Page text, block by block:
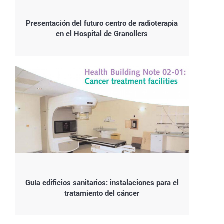
Presentación del futuro centro de radioterapia
en el Hospital de Granollers
Guía edificios sanitarios: instalaciones para el
tratamiento del cáncer